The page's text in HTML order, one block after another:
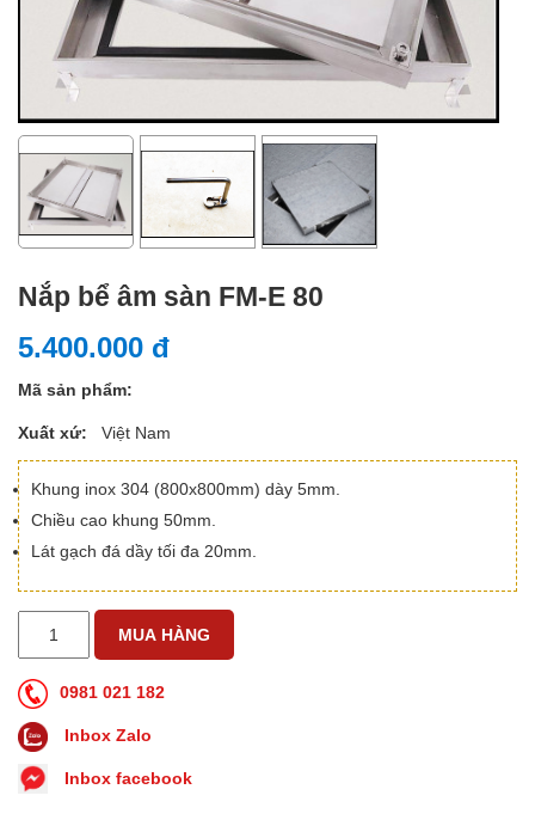
Nắp bể âm sàn FM-E 80
5.400.000 đ
Mã sản phẩm:
Xuất xứ: Việt Nam
Khung inox 304 (800x800mm) dày 5mm.
Chiều cao khung 50mm.
Lát gạch đá dầy tối đa 20mm.
0981 021 182
Inbox Zalo
Inbox facebook